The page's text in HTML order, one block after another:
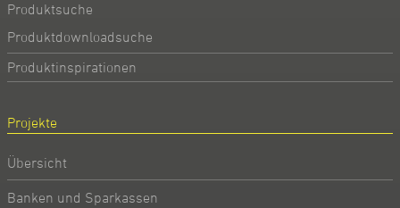
Produktsuche
Produktdownloadsuche
Produktinspirationen
Projekte
Übersicht
Banken und Sparkassen